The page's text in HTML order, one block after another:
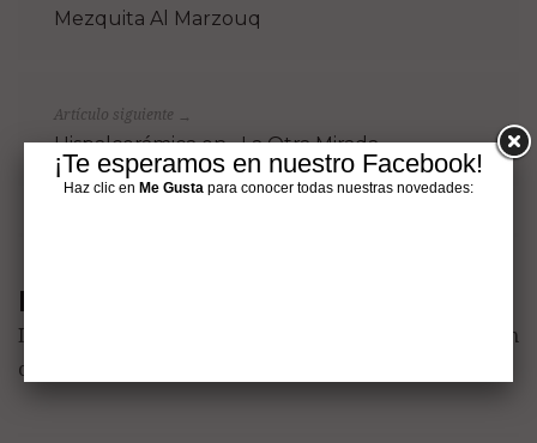
Mezquita Al Marzouq
Artículo siguiente →
Hispalcerámica en «La Otra Mirada»
Deja una respuesta
Lo siento, debes estar
para publicar un
comentario.
¡Te esperamos en nuestro Facebook!
Haz clic en Me Gusta para conocer todas nuestras novedades: